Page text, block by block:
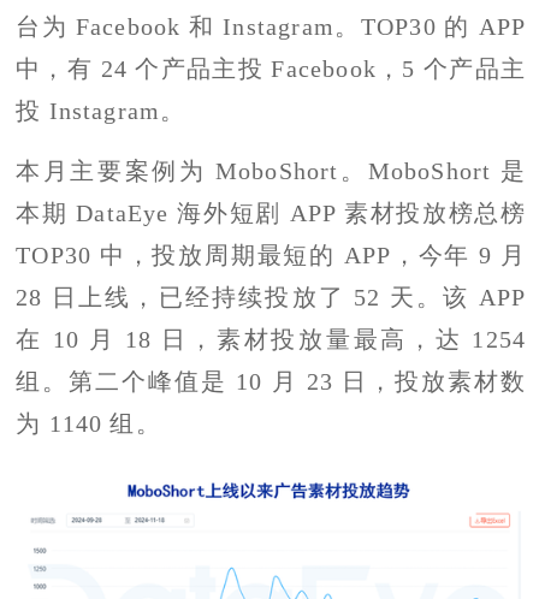
台为 Facebook 和 Instagram。TOP30 的 APP
中，有 24 个产品主投 Facebook，5 个产品主
投 Instagram。
本月主要案例为 MoboShort。MoboShort 是
本期 DataEye 海外短剧 APP 素材投放榜总榜
TOP30 中，投放周期最短的 APP，今年 9 月
28 日上线，已经持续投放了 52 天。该 APP
在 10 月 18 日，素材投放量最高，达 1254
组。第二个峰值是 10 月 23 日，投放素材数
为 1140 组。